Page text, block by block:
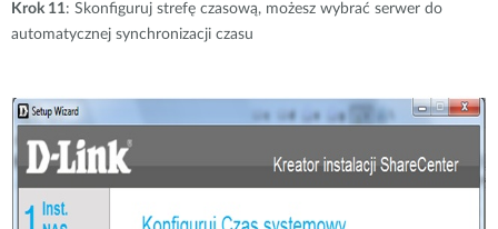
Krok 11: Skonfiguruj strefę czasową, możesz wybrać serwer do
automatycznej synchronizacji czasu